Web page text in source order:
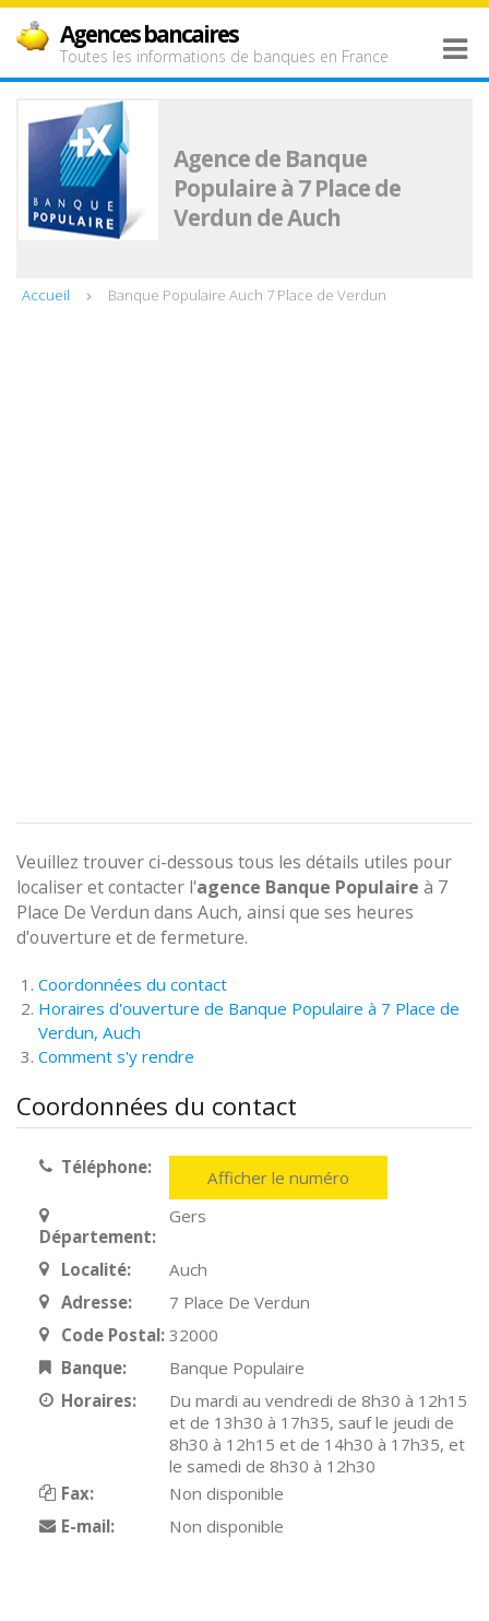
Agences bancaires
Toutes les informations de banques en France
Agence de Banque
Populaire à 7 Place de
Verdun de Auch
Accueil Banque Populaire Auch 7 Place de Verdun
Veuillez trouver ci-dessous tous les détails utiles pour
localiser et contacter l'agence Banque Populaire à 7
Place De Verdun dans Auch, ainsi que ses heures
d'ouverture et de fermeture.
Coordonnées du contact
Horaires d'ouverture de Banque Populaire à 7 Place de
Verdun, Auch
Comment s'y rendre
Coordonnées du contact
Téléphone: Afficher le numéro
Département:
Gers
Localité:
Auch
Adresse:
7 Place De Verdun
Code Postal: 32000
Banque:
Banque Populaire
Horaires:
Du mardi au vendredi de 8h30 à 12h15
et de 13h30 à 17h35, sauf le jeudi de
8h30 à 12h15 et de 14h30 à 17h35, et
le samedi de 8h30 à 12h30
Fax:
Non disponible
E-mail:
Non disponible